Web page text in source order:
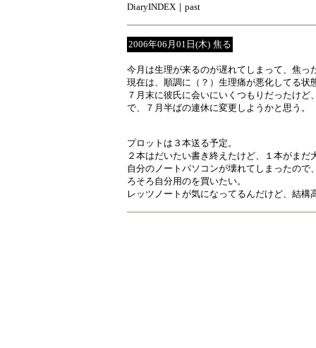
DiaryINDEX ｜ past
2006年06月01日(木) 焦る
今月は生理が来るのが遅れてしまって、焦っ
現在は、順調に（？）生理痛が悪化してる状
７月末に彼氏に会いにいくつもりだったけ
で、７月半ばの連休に変更しようかと思う。
プロットは３本送る予定。
２本はだいたい書き終えたけど、１本がま
自分のノートパソコンが壊れてしまったの
ろそろ自分用のを買いたい。
レッツノートが気になってるんだけど、結構